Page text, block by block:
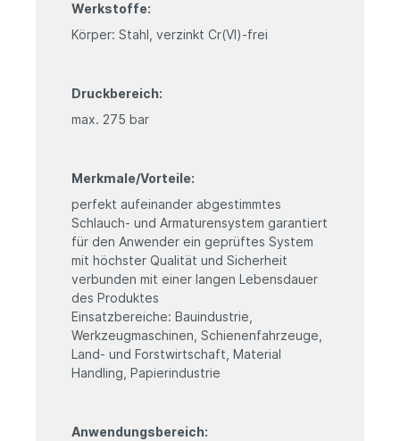
Werkstoffe:
Körper: Stahl, verzinkt Cr(VI)-frei
Druckbereich:
max. 275 bar
Merkmale/Vorteile:
perfekt aufeinander abgestimmtes
Schlauch- und Armaturensystem garantiert
für den Anwender ein geprüftes System
mit höchster Qualität und Sicherheit
verbunden mit einer langen Lebensdauer
des Produktes
Einsatzbereiche: Bauindustrie,
Werkzeugmaschinen, Schienenfahrzeuge,
Land- und Forstwirtschaft, Material
Handling, Papierindustrie
Anwendungsbereich: